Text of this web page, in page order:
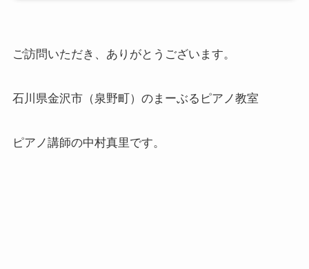
ご訪問いただき、ありがとうございます。
石川県金沢市（泉野町）のまーぶるピアノ教室
ピアノ講師の中村真里です。